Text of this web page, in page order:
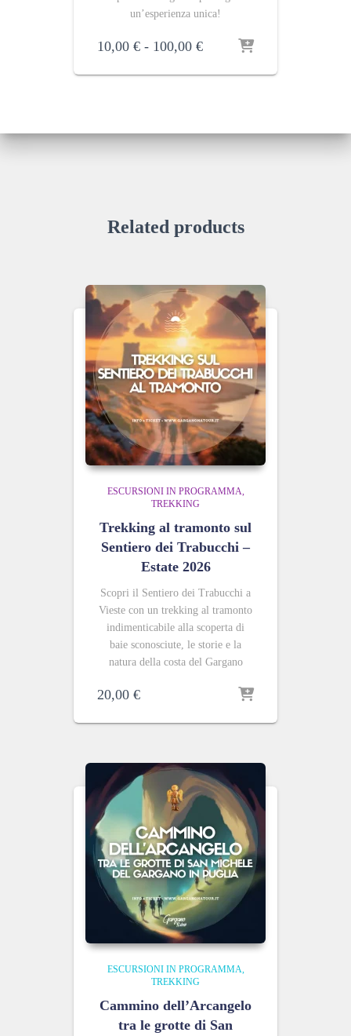
un’esperienza unica!
10,00 € - 100,00 €Fascia
prezzo:
100,00 €
Related products
ESCURSIONI IN PROGRAMMA
TREKKING
Trekking al tramonto sul
Sentiero dei Trabucchi –
Estate 2026
Scopri il Sentiero dei Trabucchi a
Vieste con un trekking al tramonto
indimenticabile alla scoperta di
baie sconosciute, le storie e la
natura della costa del Gargano
20,00 €
ESCURSIONI IN PROGRAMMA
TREKKING
Cammino dell’Arcangelo
tra le grotte di San